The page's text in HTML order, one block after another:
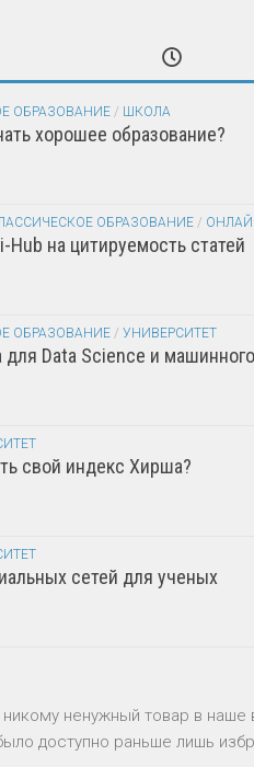
ОБРАЗОВАНИЕ / ШКОЛА
хорошее образование?
ОБРАЗОВАНИЕ /
Hub на цитируемость статей
ОБРАЗОВАНИЕ / УНИВЕРСИТЕТ
для Data Science и
свой индекс Хирша?
сетей для ученых
ненужный товар в
доступно раньше лишь